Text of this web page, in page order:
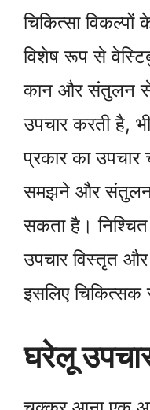
चिकित्सा विकल्पों
विशेष रूप से
कान और संतुलन
उपचार करती है,
प्रकार का
समझने और संतुलन
सकता है।
उपचार विस्तृत
इसलिए चिकित्सक
घरेलू